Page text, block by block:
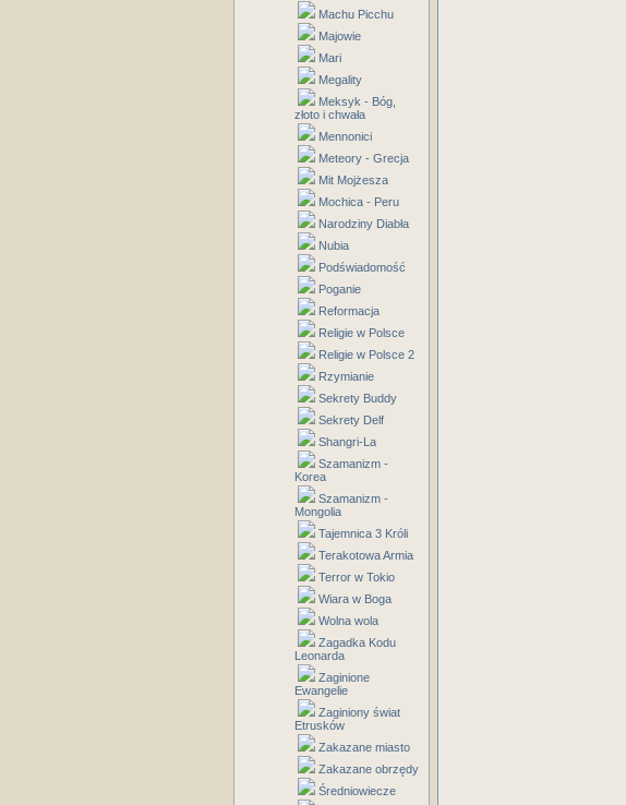
Machu Picchu
Majowie
Mari
Megality
Meksyk - Bóg,
złoto i chwała
Mennonici
Meteory - Grecja
Mit Mojżesza
Mochica - Peru
Narodziny Diabła
Nubia
Podświadomość
Poganie
Reformacja
Religie w Polsce
Religie w Polsce 2
Rzymianie
Sekrety Buddy
Sekrety Delf
Shangri-La
Szamanizm -
Korea
Szamanizm -
Mongolia
Tajemnica 3 Króli
Terakotowa Armia
Terror w Tokio
Wiara w Boga
Wolna wola
Zagadka Kodu
Leonarda
Zaginione
Ewangelie
Zaginiony świat
Etrusków
Zakazane miasto
Zakazane obrzędy
Średniowiecze